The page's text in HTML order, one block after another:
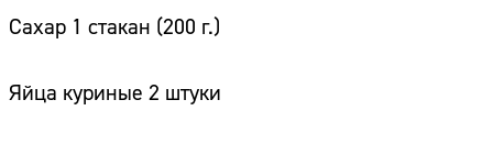
Сахар 1 стакан (200 г.)
Яйца куриные 2 штуки